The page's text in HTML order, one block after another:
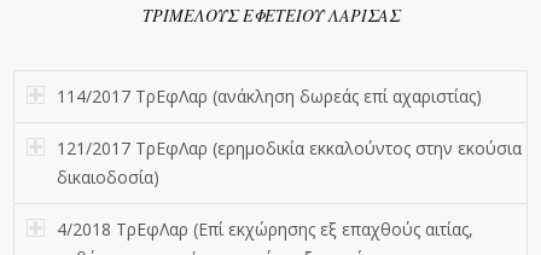
ΤΡΙΜΕΛΟΥΣ ΕΦΕΤΕΙΟΥ ΛΑΡΙΣΑΣ
114/2017 ΤρΕφΛαρ (ανάκληση δωρεάς επί αχαριστίας)
121/2017 ΤρΕφΛαρ (ερημοδικία εκκαλούντος στην εκούσια
δικαιοδοσία)
4/2018 ΤρΕφΛαρ (Επί εκχώρησης εξ επαχθούς αιτίας,